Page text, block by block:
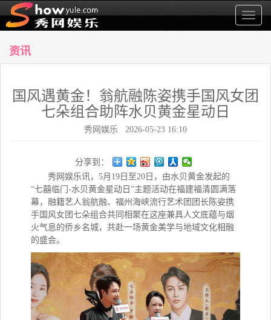
显
示
资讯
国风遇黄金！翁航融陈姿携手国风女团
七朵组合助阵水贝黄金星动日
秀网娱乐 2026-05-23 16:10
分享到：
秀网娱乐讯， 5月19 日至20日，由水贝黄金发起的
“七囍临门 -水贝黄金星动 日 ”主题活动在福建福清圆满落
幕， 融籍艺人翁航融、福州海峡流行艺术团团长陈姿携
手国风女团七朵组合共同相聚在这座兼具人文底蕴与烟
火气息的侨乡名城，共赴一场黄金美学与地域文化相融
的盛会。